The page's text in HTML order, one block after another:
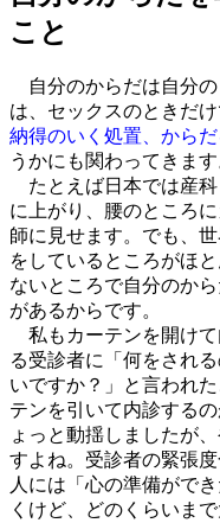
こと
自分のからだは自分の
は、セックスのときだ
納得のいく処置、から
うかにも関わってきます
たとえば日本では産科
に上がり、腰のところ
師に見せます。でも、
をしているところがほ
ないところで自分のか
があるからです。
私もカーテンを開けて
る受診者に「何をされ
いですか？」と言われ
テンを引いて内診する
ょっと動揺しましたが
すよね。受診者の緊張
人には「心の準備がで
くけど、どのくらいま